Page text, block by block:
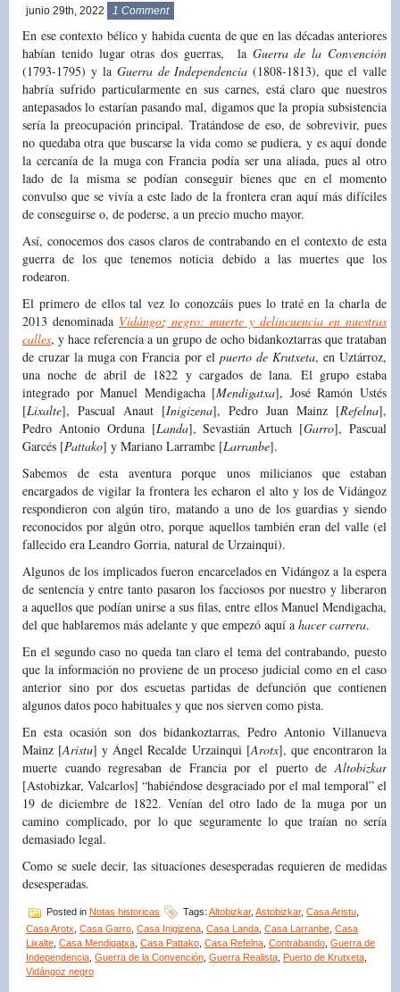
junio 29th, 2022 1 Comment
En ese contexto bélico y habida cuenta de que en las décadas anteriores
habían tenido lugar otras dos guerras, la Guerra de la Convención
(1793-1795) y la Guerra de Independencia (1808-1813), que el valle
habría sufrido particularmente en sus carnes, está claro que nuestros
antepasados lo estarían pasando mal, digamos que la propia subsistencia
sería la preocupación principal. Tratándose de eso, de sobrevivir, pues
no quedaba otra que buscarse la vida como se pudiera, y es aquí donde
la cercanía de la muga con Francia podía ser una aliada, pues al otro
lado de la misma se podían conseguir bienes que en el momento
convulso que se vivía a este lado de la frontera eran aquí más difíciles
de conseguirse o, de poderse, a un precio mucho mayor.
Así, conocemos dos casos claros de contrabando en el contexto de esta
guerra de los que tenemos noticia debido a las muertes que los
rodearon.
El primero de ellos tal vez lo conozcáis pues lo traté en la charla de
2013 denominada Vidángoz negro: muerte y delincuencia en nuestras
calles, y hace referencia a un grupo de ocho bidankoztarras que trataban
de cruzar la muga con Francia por el puerto de Krutxeta, en Uztárroz,
una noche de abril de 1822 y cargados de lana. El grupo estaba
integrado por Manuel Mendigacha [Mendigatxa], José Ramón Ustés
[Lixalte], Pascual Anaut [Inigizena], Pedro Juan Mainz [Refelna],
Pedro Antonio Orduna [Landa], Sevastián Artuch [Garro], Pascual
Garcés [Pattako] y Mariano Larrambe [Larranbe].
Sabemos de esta aventura porque unos milicianos que estaban
encargados de vigilar la frontera les echaron el alto y los de Vidángoz
respondieron con algún tiro, matando a uno de los guardias y siendo
reconocidos por algún otro, porque aquellos también eran del valle (el
fallecido era Leandro Gorria, natural de Urzainqui).
Algunos de los implicados fueron encarcelados en Vidángoz a la espera
de sentencia y entre tanto pasaron los facciosos por nuestro y liberaron
a aquellos que podían unirse a sus filas, entre ellos Manuel Mendigacha,
del que hablaremos más adelante y que empezó aquí a hacer carrera.
En el segundo caso no queda tan claro el tema del contrabando, puesto
que la información no proviene de un proceso judicial como en el caso
anterior sino por dos escuetas partidas de defunción que contienen
algunos datos poco habituales y que nos sierven como pista.
En esta ocasión son dos bidankoztarras, Pedro Antonio Villanueva
Mainz [Aristu] y Ángel Recalde Urzainqui [Arotx], que encontraron la
muerte cuando regresaban de Francia por el puerto deAltobizkar
[Astobizkar, Valcarlos] “habiéndose desgraciado por el mal temporal” el
19 de diciembre de 1822. Venían del otro lado de la muga por un
camino complicado, por lo que seguramente lo que traían no sería
demasiado legal.
Como se suele decir, las situaciones desesperadas requieren de medidas
desesperadas.
Posted in Notas historicas Tags: Altobizkar, Astobizkar, Casa Aristu
Casa Arotx Casa Garro Casa Inigizena Casa Landa Casa Larranbe Casa
Lixalte Casa Mendigatxa Casa Pattako Casa Refelna Contrabando Guerra de
Independencia Guerra de la Convención Guerra Realista Puerto de Krutxeta
Vidángoz negro